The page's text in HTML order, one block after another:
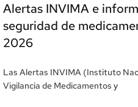
Alertas INVIMA e
seguridad de
2026
Las Alertas INVIMA (Instituto
Vigilancia de Medicamentos y